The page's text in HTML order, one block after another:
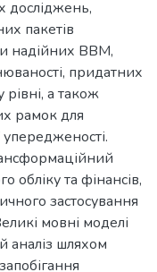
досліджень,
пакетів
надійних ВВМ,
придатних
а також
рамок для
обліку та фінансів,
застосування
мовні моделі
шляхом